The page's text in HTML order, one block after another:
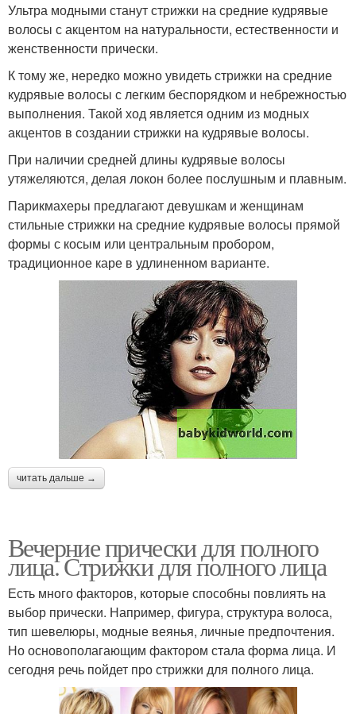
Ультра модными станут стрижки на средние кудрявые
волосы с акцентом на натуральности, естественности и
женственности прически.
К тому же, нередко можно увидеть стрижки на средние
кудрявые волосы с легким беспорядком и небрежностью
выполнения. Такой ход является одним из модных
акцентов в создании стрижки на кудрявые волосы.
При наличии средней длины кудрявые волосы
утяжеляются, делая локон более послушным и плавным.
Парикмахеры предлагают девушкам и женщинам
стильные стрижки на средние кудрявые волосы прямой
формы с косым или центральным пробором,
традиционное каре в удлиненном варианте.
читать дальше →
Вечерние прически для полного
лица. Стрижки для полного лица
Есть много факторов, которые способны повлиять на
выбор прически. Например, фигура, структура волоса,
тип шевелюры, модные веянья, личные предпочтения.
Но основополагающим фактором стала форма лица. И
сегодня речь пойдет про стрижки для полного лица.